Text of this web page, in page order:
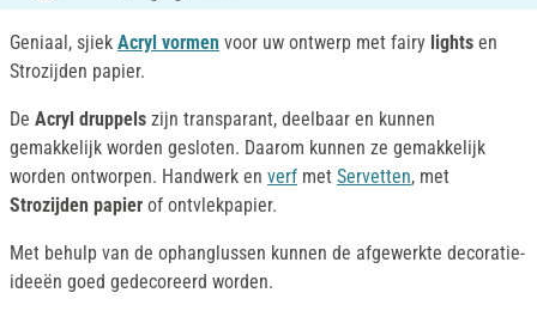
Geniaal, sjiek Acryl vormen voor uw ontwerp met fairy lights en
Strozijden papier.
De Acryl druppels zijn transparant, deelbaar en kunnen
gemakkelijk worden gesloten. Daarom kunnen ze gemakkelijk
worden ontworpen. Handwerk en verf met Servetten, met
Strozijden papier of ontvlekpapier.
Met behulp van de ophanglussen kunnen de afgewerkte decoratie-
ideeën goed gedecoreerd worden.